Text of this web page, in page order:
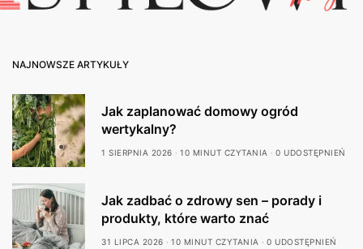
NAJNOWSZE ARTYKUŁY
Jak zaplanować domowy ogród
wertykalny?
1 SIERPNIA 2026 10 MINUT CZYTANIA 0 UDOSTĘPNIEŃ
Jak zadbać o zdrowy sen – porady i
produkty, które warto znać
31 LIPCA 2026 10 MINUT CZYTANIA 0 UDOSTĘPNIEŃ